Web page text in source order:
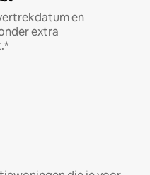
en
extra